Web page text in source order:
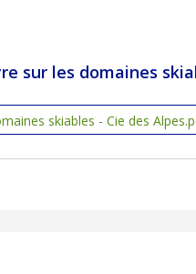
sur les domaines
skiables - Cie des